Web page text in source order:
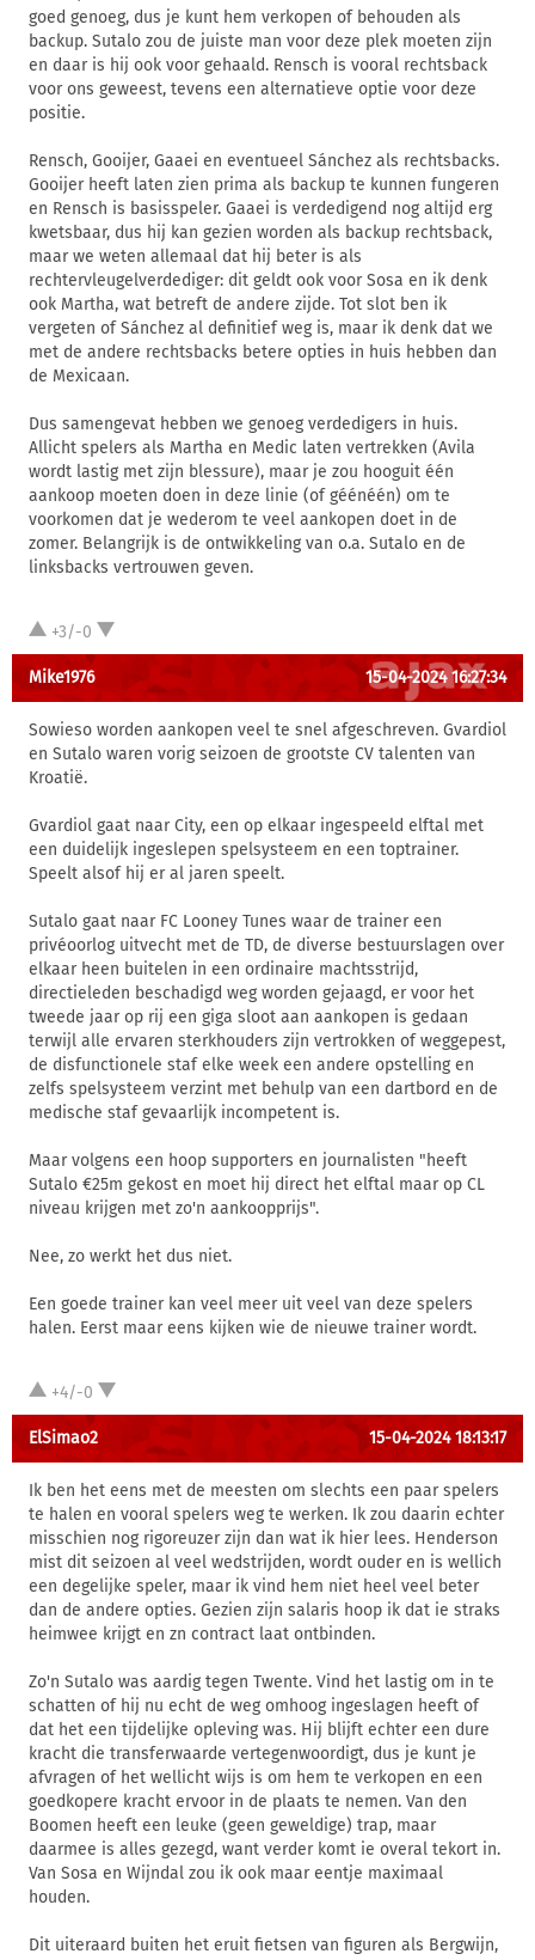
goed genoeg, dus je kunt hem verkopen of behouden als
backup. Sutalo zou de juiste man voor deze plek moeten zijn
en daar is hij ook voor gehaald. Rensch is vooral rechtsback
voor ons geweest, tevens een alternatieve optie voor deze
positie.
Rensch, Gooijer, Gaaei en eventueel Sánchez als rechtsbacks.
Gooijer heeft laten zien prima als backup te kunnen fungeren
en Rensch is basisspeler. Gaaei is verdedigend nog altijd erg
kwetsbaar, dus hij kan gezien worden als backup rechtsback,
maar we weten allemaal dat hij beter is als
rechtervleugelverdediger: dit geldt ook voor Sosa en ik denk
ook Martha, wat betreft de andere zijde. Tot slot ben ik
vergeten of Sánchez al definitief weg is, maar ik denk dat we
met de andere rechtsbacks betere opties in huis hebben dan
de Mexicaan.
Dus samengevat hebben we genoeg verdedigers in huis.
Allicht spelers als Martha en Medic laten vertrekken (Avila
wordt lastig met zijn blessure), maar je zou hooguit één
aankoop moeten doen in deze linie (of géénéén) om te
voorkomen dat je wederom te veel aankopen doet in de
zomer. Belangrijk is de ontwikkeling van o.a. Sutalo en de
linksbacks vertrouwen geven.
+3/-0
Mike1976 15-04-2024 16:27:34
Sowieso worden aankopen veel te snel afgeschreven. Gvardiol
en Sutalo waren vorig seizoen de grootste CV talenten van
Kroatië.
Gvardiol gaat naar City, een op elkaar ingespeeld elftal met
een duidelijk ingeslepen spelsysteem en een toptrainer.
Speelt alsof hij er al jaren speelt.
Sutalo gaat naar FC Looney Tunes waar de trainer een
privéoorlog uitvecht met de TD, de diverse bestuurslagen over
elkaar heen buitelen in een ordinaire machtsstrijd,
directieleden beschadigd weg worden gejaagd, er voor het
tweede jaar op rij een giga sloot aan aankopen is gedaan
terwijl alle ervaren sterkhouders zijn vertrokken of weggepest,
de disfunctionele staf elke week een andere opstelling en
zelfs spelsysteem verzint met behulp van een dartbord en de
medische staf gevaarlijk incompetent is.
Maar volgens een hoop supporters en journalisten "heeft
Sutalo €25m gekost en moet hij direct het elftal maar op CL
niveau krijgen met zo'n aankoopprijs".
Nee, zo werkt het dus niet.
Een goede trainer kan veel meer uit veel van deze spelers
halen. Eerst maar eens kijken wie de nieuwe trainer wordt.
+4/-0
ElSimao2 15-04-2024 18:13:17
Ik ben het eens met de meesten om slechts een paar spelers
te halen en vooral spelers weg te werken. Ik zou daarin echter
misschien nog rigoreuzer zijn dan wat ik hier lees. Henderson
mist dit seizoen al veel wedstrijden, wordt ouder en is wellich
een degelijke speler, maar ik vind hem niet heel veel beter
dan de andere opties. Gezien zijn salaris hoop ik dat ie straks
heimwee krijgt en zn contract laat ontbinden.
Zo'n Sutalo was aardig tegen Twente. Vind het lastig om in te
schatten of hij nu echt de weg omhoog ingeslagen heeft of
dat het een tijdelijke opleving was. Hij blijft echter een dure
kracht die transferwaarde vertegenwoordigt, dus je kunt je
afvragen of het wellicht wijs is om hem te verkopen en een
goedkopere kracht ervoor in de plaats te nemen. Van den
Boomen heeft een leuke (geen geweldige) trap, maar
daarmee is alles gezegd, want verder komt ie overal tekort in.
Van Sosa en Wijndal zou ik ook maar eentje maximaal
houden.
Dit uiteraard buiten het eruit fietsen van figuren als Bergwijn,